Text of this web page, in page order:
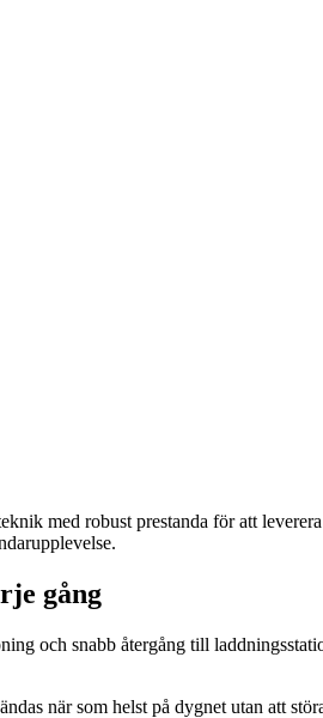
med robust prestanda för att
gång
och snabb återgång till
när som helst på dygnet utan att